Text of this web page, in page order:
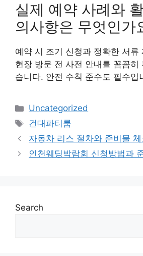
실제 예약 사례와
의사항은 무엇인가
예약 시 조기 신청과 정확한 서류
현장 방문 전 사전 안내를 꼼꼼히
습니다. 안전 수칙 준수도 필수입
Categories
Uncategorized
Tags
건대파티룸
자동차 리스 절차와 준비물
인천웨딩박람회 신청방법과
Search